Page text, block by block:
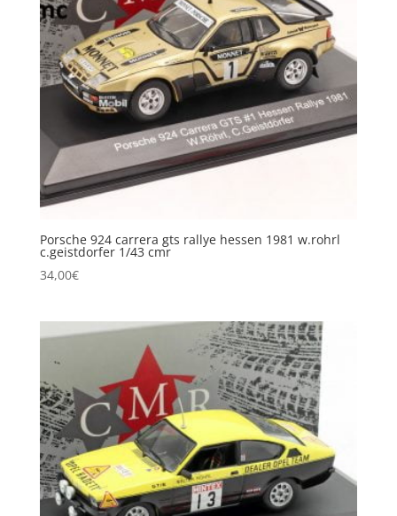
Porsche 924 carrera gts rallye hessen 1981 w.rohrl
c.geistdorfer 1/43 cmr
34,00€